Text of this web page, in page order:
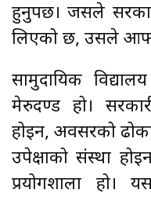
हुनुपर्छ। जसले
लिएको छ, उसले आफ्नै
सामुदायिक
मेरुदण्ड हो।
होइन, अवसरको ढोका
उपेक्षाको संस्था
प्रयोगशाला हो।